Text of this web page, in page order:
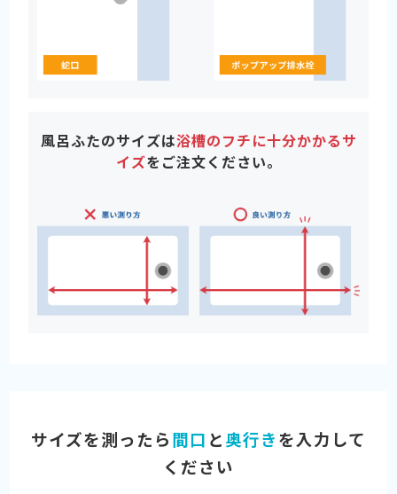
風呂ふたのサイズは浴槽のフチに十分かかるサ
イズをご注文ください。
サイズを測ったら間口 と奥行きを入力して
ください